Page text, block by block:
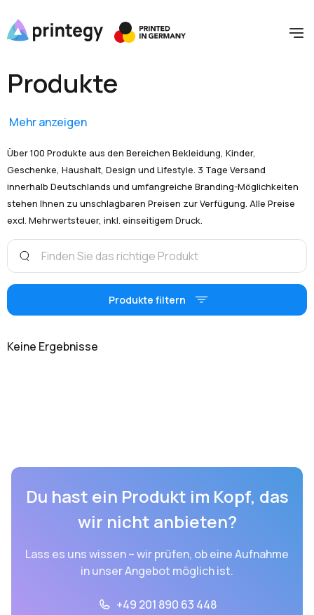
Produkte
Mehr anzeigen
Über 100 Produkte aus den Bereichen Bekleidung, Kinder,
Geschenke, Haushalt, Design und Lifestyle. 3 Tage Versand
innerhalb Deutschlands und umfangreiche Branding-Möglichkeiten
stehen Ihnen zu unschlagbaren Preisen zur Verfügung. Alle Preise
excl. Mehrwertsteuer, inkl. einseitigem Druck.
Produkte filtern
Keine Ergebnisse
Du hast ein Produkt im Kopf, das
wir nicht anbieten?
Lass es uns wissen – wir prüfen, ob eine Aufnahme
in unser Angebot möglich ist.
+49 201 890 63 448